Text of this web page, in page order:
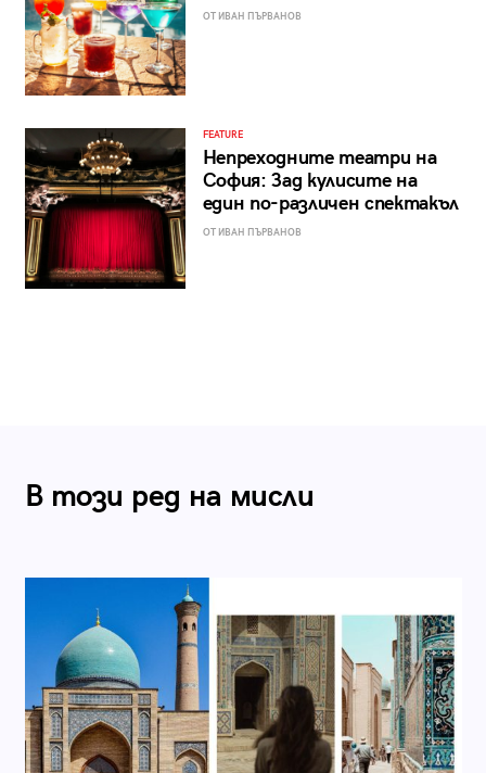
ОТ ИВАН ПЪРВАНОВ
FEATURE
Непреходните театри на
София: Зад кулисите на
един по-различен спектакъл
ОТ ИВАН ПЪРВАНОВ
В този ред на мисли